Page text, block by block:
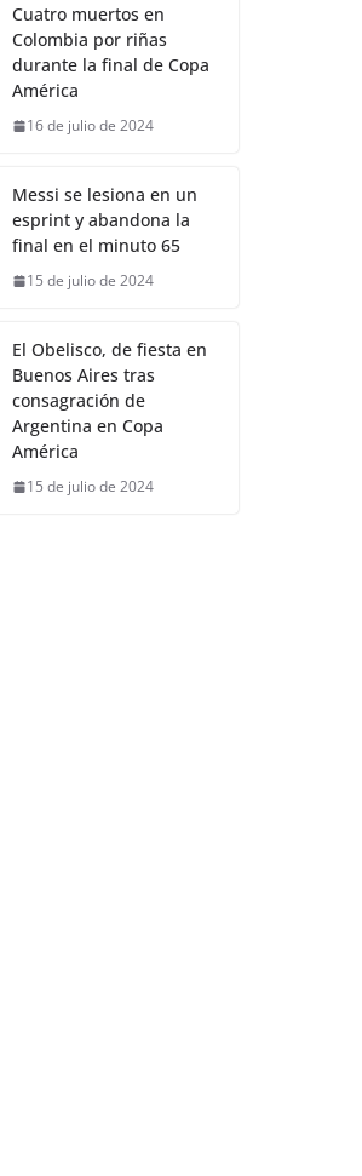
Cuatro muertos en
Colombia por riñas
durante la final de Copa
América
16 de julio de 2024
Messi se lesiona en un
esprint y abandona la
final en el minuto 65
15 de julio de 2024
El Obelisco, de fiesta en
Buenos Aires tras
consagración de
Argentina en Copa
América
15 de julio de 2024